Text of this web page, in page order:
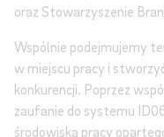
oraz Stowarzyszenie
Wspólnie podejmujemy
w miejscu pracy i
konkurencji. Poprzez
zaufanie do systemu
środowiska pracy